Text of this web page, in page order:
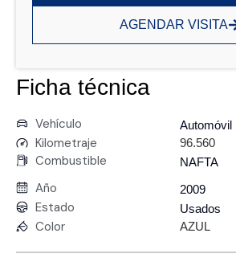
AGENDAR VISITA
Ficha técnica
Vehículo Automóvil
Kilometraje 96.560
Combustible NAFTA
Año 2009
Estado Usados
Color AZUL